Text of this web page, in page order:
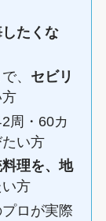
したくな
、 セビリ
周・60カ
い方
理を、地
方
ロが実際